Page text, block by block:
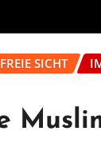
SICHT